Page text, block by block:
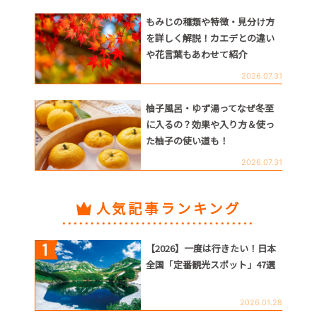
もみじの種類や特徴・見分け方
を詳しく解説！カエデとの違い
や花言葉もあわせて紹介
2026.07.31
柚子風呂・ゆず湯ってなぜ冬至
に入るの？効果や入り方＆使っ
た柚子の使い道も！
2026.07.31
人気記事ランキング
【2026】一度は行きたい！日本
全国「定番観光スポット」47選
2026.01.28